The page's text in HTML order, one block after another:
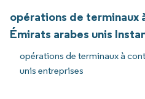
opérations de terminaux
Émirats arabes unis
opérations de terminaux à
unis entreprises